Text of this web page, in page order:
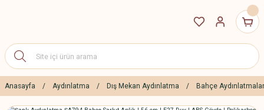
Anasayfa Aydınlatma Dış Mekan Aydınlatma Bahçe